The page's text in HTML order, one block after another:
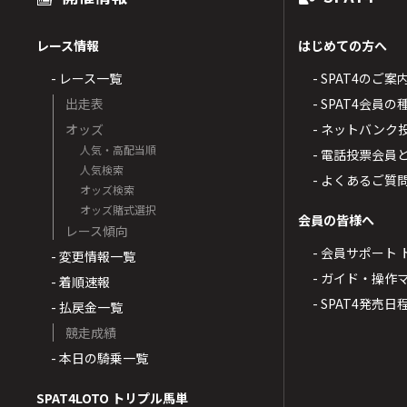
レース情報
- レース一覧
出走表
オッズ
人気・高配当順
人気検索
オッズ検索
オッズ賭式選択
レース傾向
- 変更情報一覧
- 着順速報
- 払戻金一覧
競走成績
- 本日の騎乗一覧
SPAT4LOTO トリプル馬単
はじめての方へ
- SPAT4のご案
- SPAT4会員の
- ネットバンク
- 電話投票会員
- よくあるご質
会員の皆様へ
- 会員サポート
- ガイド・操作
- SPAT4発売日